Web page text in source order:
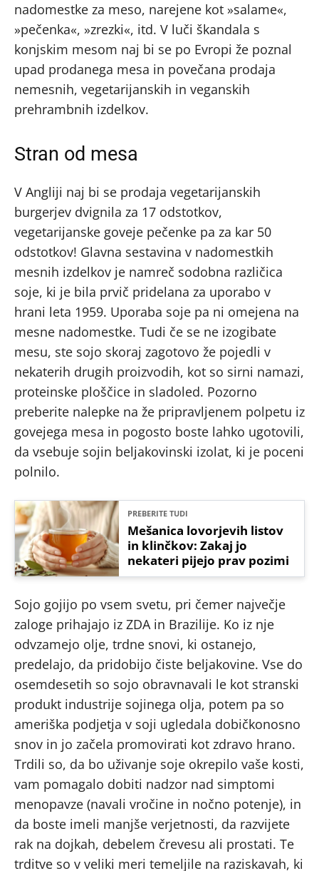
nadomestke za meso, narejene kot »salame«,
»pečenka«, »zrezki«, itd. V luči škandala s
konjskim mesom naj bi se po Evropi že poznal
upad prodanega mesa in povečana prodaja
nemesnih, vegetarijanskih in veganskih
prehrambnih izdelkov.
Stran od mesa
V Angliji naj bi se prodaja vegetarijanskih
burgerjev dvignila za 17 odstotkov,
vegetarijanske goveje pečenke pa za kar 50
odstotkov! Glavna sestavina v nadomestkih
mesnih izdelkov je namreč sodobna različica
soje, ki je bila prvič pridelana za uporabo v
hrani leta 1959. Uporaba soje pa ni omejena na
mesne nadomestke. Tudi če se ne izogibate
mesu, ste sojo skoraj zagotovo že pojedli v
nekaterih drugih proizvodih, kot so sirni namazi,
proteinske ploščice in sladoled. Pozorno
preberite nalepke na že pripravljenem polpetu iz
govejega mesa in pogosto boste lahko ugotovili,
da vsebuje sojin beljakovinski izolat, ki je poceni
polnilo.
PREBERITE TUDI
Mešanica lovorjevih listov
in klinčkov: Zakaj jo
nekateri pijejo prav pozimi
Sojo gojijo po vsem svetu, pri čemer največje
zaloge prihajajo iz ZDA in Brazilije. Ko iz nje
odvzamejo olje, trdne snovi, ki ostanejo,
predelajo, da pridobijo čiste beljakovine. Vse do
osemdesetih so sojo obravnavali le kot stranski
produkt industrije sojinega olja, potem pa so
ameriška podjetja v soji ugledala dobičkonosno
snov in jo začela promovirati kot zdravo hrano.
Trdili so, da bo uživanje soje okrepilo vaše kosti,
vam pomagalo dobiti nadzor nad simptomi
menopavze (navali vročine in nočno potenje), in
da boste imeli manjše verjetnosti, da razvijete
rak na dojkah, debelem črevesu ali prostati. Te
trditve so v veliki meri temeljile na raziskavah, ki